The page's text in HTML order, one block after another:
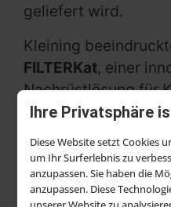
Ihre Privatsphäre
Diese Website setzt Cookies
um Ihr Surferlebnis zu
anzupassen. Sie haben die
anzupassen. Diese
geliefert wird.
Kleining
FILTERKat, einer
Nachrüstlösung für
Feinstaub und
reduziert.
Laufen überzeugte
ersten elektrischen,